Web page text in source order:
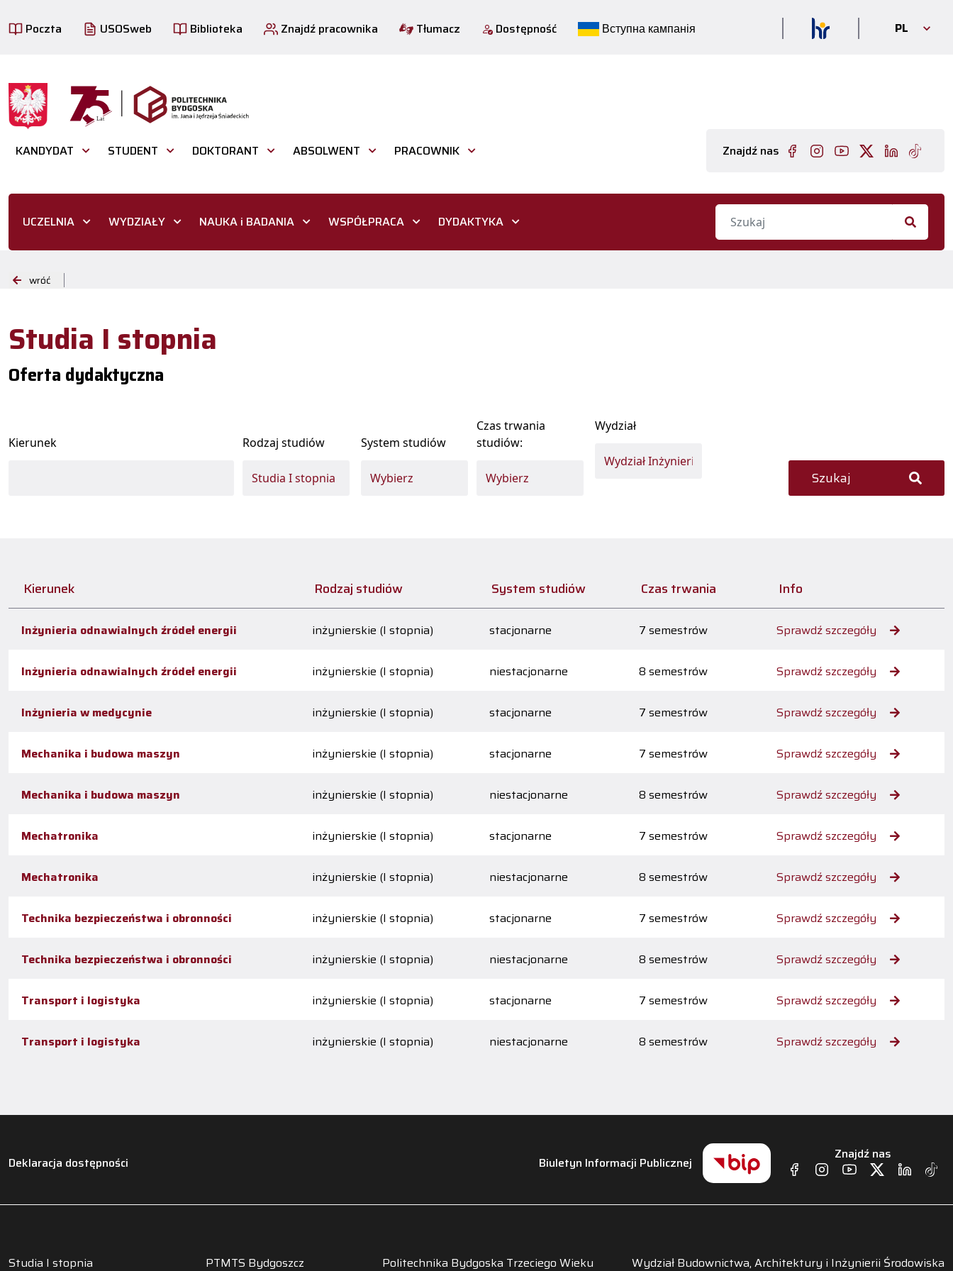
Poczta USOSweb Biblioteka Znajdź pracownika Tłumacz Dostępność Вступна кампанія PL
KANDYDAT STUDENT DOKTORANT ABSOLWENT PRACOWNIK Znajdź nas
UCZELNIA WYDZIAŁY NAUKA i BADANIA WSPÓŁPRACA DYDAKTYKA
wróć
Studia I stopnia
Oferta dydaktyczna
Kierunek Rodzaj studiów System studiów
Czas trwania
studiów:
Wydział
Szukaj
Kierunek Rodzaj studiów System studiów Czas trwania Info
Inżynieria odnawialnych źródeł energii inżynierskie (I stopnia) stacjonarne 7 semestrów Sprawdź szczegóły
Inżynieria odnawialnych źródeł energii inżynierskie (I stopnia) niestacjonarne 8 semestrów Sprawdź szczegóły
Inżynieria w medycynie inżynierskie (I stopnia) stacjonarne 7 semestrów Sprawdź szczegóły
Mechanika i budowa maszyn inżynierskie (I stopnia) stacjonarne 7 semestrów Sprawdź szczegóły
Mechanika i budowa maszyn inżynierskie (I stopnia) niestacjonarne 8 semestrów Sprawdź szczegóły
Mechatronika inżynierskie (I stopnia) stacjonarne 7 semestrów Sprawdź szczegóły
Mechatronika inżynierskie (I stopnia) niestacjonarne 8 semestrów Sprawdź szczegóły
Technika bezpieczeństwa i obronności inżynierskie (I stopnia) stacjonarne 7 semestrów Sprawdź szczegóły
Technika bezpieczeństwa i obronności inżynierskie (I stopnia) niestacjonarne 8 semestrów Sprawdź szczegóły
Transport i logistyka inżynierskie (I stopnia) stacjonarne 7 semestrów Sprawdź szczegóły
Transport i logistyka inżynierskie (I stopnia) niestacjonarne 8 semestrów Sprawdź szczegóły
Deklaracja dostępności Biuletyn Informacji Publicznej
Znajdź nas
Studia I stopnia PTMTS Bydgoszcz Politechnika Bydgoska Trzeciego Wieku Wydział Budownictwa, Architektury i Inżynierii Środowiska